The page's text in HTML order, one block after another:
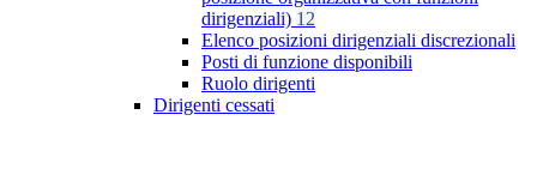
dirigenziali) 12
Elenco posizioni dirigenziali discrezionali
Posti di funzione disponibili
Ruolo dirigenti
Dirigenti cessati